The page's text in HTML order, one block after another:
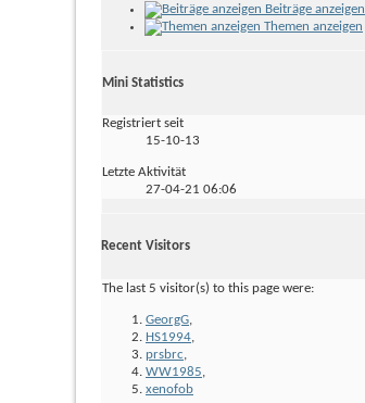
Beiträge anzeigen
Themen anzeigen
Mini Statistics
Registriert seit
15-10-13
Letzte Aktivität
27-04-21 06:06
Recent Visitors
The last 5 visitor(s) to this page were:
GeorgG,
HS1994,
prsbrc,
WW1985,
xenofob